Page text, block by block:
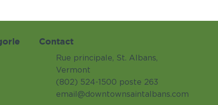
Contact
Rue principale, St. Albans,
Vermont
(802) 524-1500 poste 263
email@downtownsaintalbans.com